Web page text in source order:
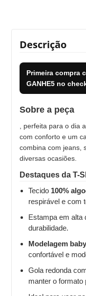
Descrição
Primeira compra
GANHE5 no
Sobre a peça
, perfeita para o dia
com conforto e um
combina com jeans,
diversas ocasiões.
Destaques da T-
Tecido 100%
respirável e com
Estampa em alta
durabilidade.
Modelagem
confortável e
Gola redonda
manter o formato